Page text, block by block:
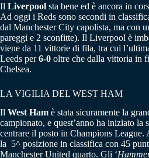
Il Liverpool sta bene ed è ancora in
Ad oggi i Reds sono secondi in
dal Manchester City capolista, ma con
pareggi e 2 sconfitte). Il Liverpool è
viene da 11 vittorie di fila, tra cui
Leeds per6-0 oltre che dalla vittoria in
Chelsea.
LA VIGILIA DEL WEST HAM
Il West Ham è stata sicuramente la
campionato, e quest’anno ha iniziato la
centrare il posto in Champions
la 5^ posizione in classifica con 45
Manchester United quarto. Gli ‘